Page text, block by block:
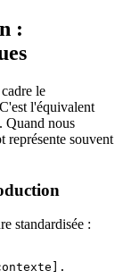
:
le
l'équivalent
Quand nous
représente souvent
standardisée :